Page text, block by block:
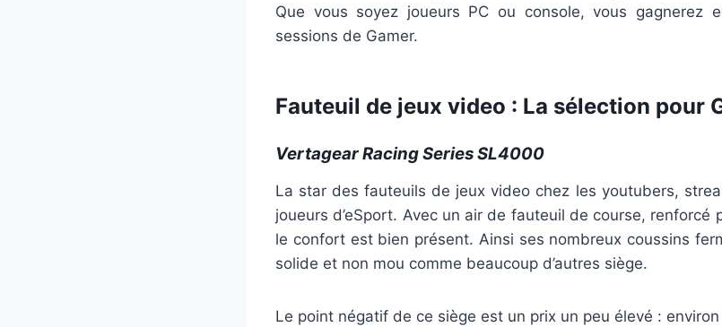
Que vous soyez joueurs PC ou console, vous gagnerez
sessions de Gamer.
Fauteuil de jeux video : La sélection pour
Vertagear Racing Series SL4000
La star des fauteuils de jeux video chez les youtubers,
joueurs d’eSport. Avec un air de fauteuil de course, renforcé
le confort est bien présent. Ainsi ses nombreux coussins
solide et non mou comme beaucoup d’autres siège.
Le point négatif de ce siège est un prix un peu élevé :